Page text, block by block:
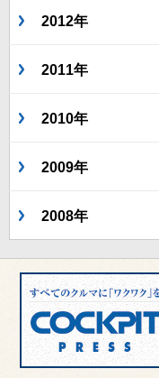
2012年
2011年
2010年
2009年
2008年